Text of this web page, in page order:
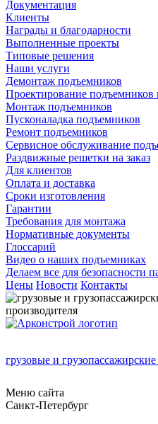
Документация
Клиенты
Награды и благодарности
Выполненные проекты
Типовые решения
Наши услуги
Демонтаж подъемников
Проектирование подъемников
Монтаж подъемников
Пусконаладка подъемников
Ремонт подъемников
Сервисное обслуживание
Раздвижные решетки на заказ
Для клиентов
Оплата и доставка
Сроки изготовления
Гарантии
Требования для монтажа
Нормативные документы
Глоссарий
Видео о наших подъемниках
Делаем все для безопасности
Цены Новости Контакты
грузовые и
Меню сайта
Санкт-Петербург